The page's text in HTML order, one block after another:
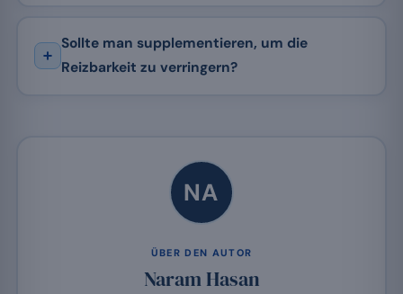
Sollte man supplementieren, um die
Reizbarkeit zu verringern?
NA
ÜBER DEN AUTOR
Naram Hasan